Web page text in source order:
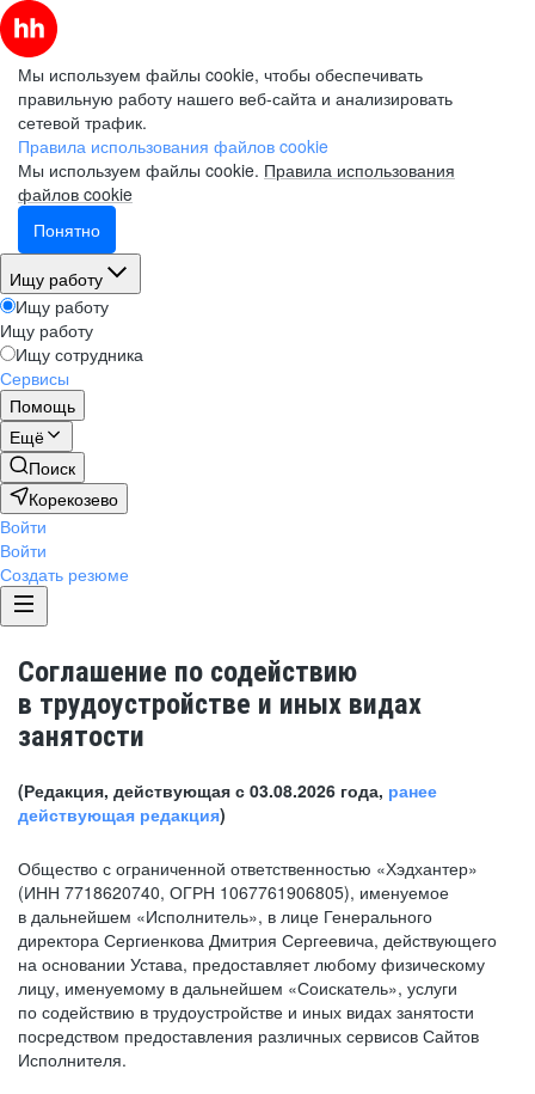
Мы используем файлы cookie, чтобы обеспечивать
правильную работу нашего веб-сайта и анализировать
сетевой трафик.
Правила использования файлов cookie
Мы используем файлы cookie. Правила использования
файлов cookie
Понятно
Ищу работу
Ищу работу
Ищу работу
Ищу сотрудника
Сервисы
Помощь
Ещё
Поиск
Корекозево
Войти
Войти
Создать резюме
Соглашение по содействию
в трудоустройстве и иных видах
занятости
(Редакция, действующая с 03.08.2026 года, ранее
действующая редакция)
Общество с ограниченной ответственностью «Хэдхантер»
(ИНН 7718620740, ОГРН 1067761906805), именуемое
в дальнейшем «Исполнитель», в лице Генерального
директора Сергиенкова Дмитрия Сергеевича, действующего
на основании Устава, предоставляет любому физическому
лицу, именуемому в дальнейшем «Соискатель», услуги
по содействию в трудоустройстве и иных видах занятости
посредством предоставления различных сервисов Сайтов
Исполнителя.